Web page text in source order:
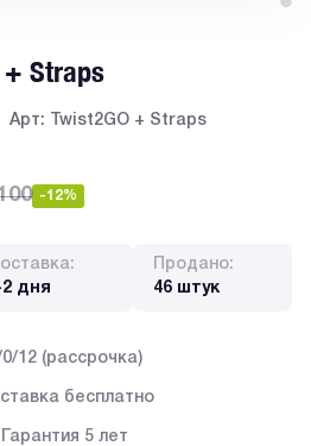
+ Straps
Арт: Twist2GO + Straps
-12%
2 дня
Продано:
46 штук
12 (рассрочка)
бесплатно
Гарантия 5 лет